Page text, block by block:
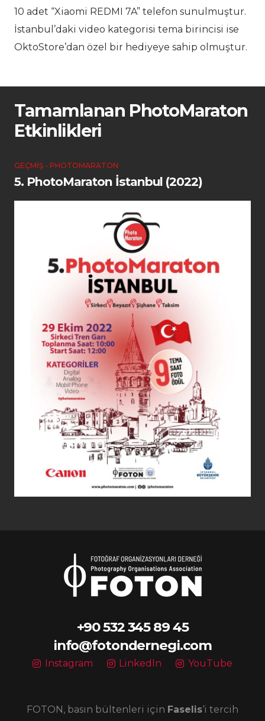
10 adet “Xiaomi REDMI 7A” telefon sunulmuştur.
İstanbul’daki video kategorisi tema birincisi ise
OktoStore’dan özel bir hediyeye sahip olmuştur.
Tamamlanan PhotoMaraton
Etkinlikleri
GEÇMIŞ - PHOTOMARATON
5. PhotoMaraton İstanbul (2022)
+90 532 345 89 45
info@fotondernegi.com
Instagram LinkedIn YouTube
FOTON, basın bültenleri için Faselis‘i tercih